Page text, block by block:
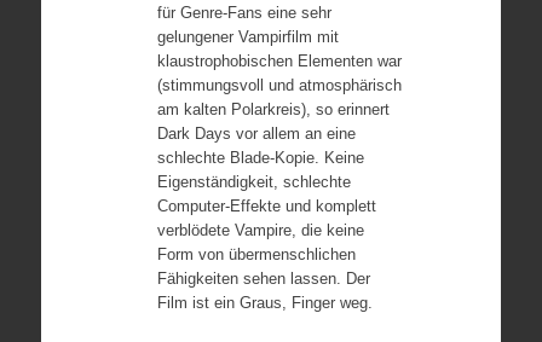
für Genre-Fans eine sehr
gelungener Vampirfilm mit
klaustrophobischen Elementen war
(stimmungsvoll und atmosphärisch
am kalten Polarkreis), so erinnert
Dark Days vor allem an eine
schlechte Blade-Kopie. Keine
Eigenständigkeit, schlechte
Computer-Effekte und komplett
verblödete Vampire, die keine
Form von übermenschlichen
Fähigkeiten sehen lassen. Der
Film ist ein Graus, Finger weg.